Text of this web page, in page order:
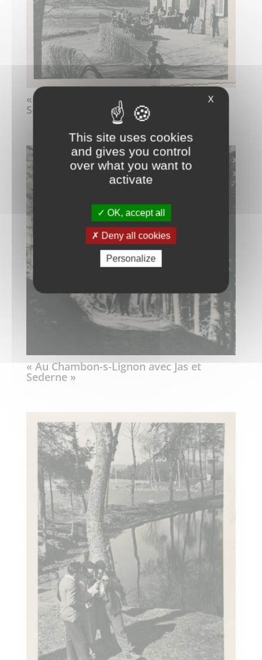
« Au Chambon-s-Lignon avec Jas et
Sederne »
« Au Chambon-s-Lignon avec Jas et
Sederne »
X
This site uses cookies
and gives you control
over what you want to
activate
OK, accept all
Deny all cookies
Personalize